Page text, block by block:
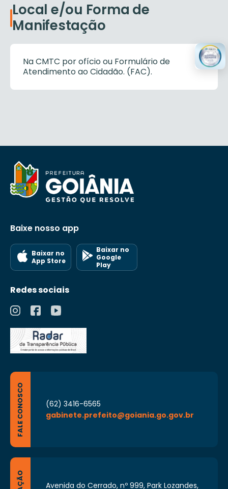
Local e/ou Forma de
Manifestação
Na CMTC por ofício ou Formulário de
Atendimento ao Cidadão. (FAC).
Baixe nosso app
Baixar no
App Store
Baixar no
Google
Play
Redes sociais
FALE CONOSCO
(62) 3416-6565
gabinete.prefeito@goiania.go.gov.br
Avenida do Cerrado, nº 999, Park Lozandes,